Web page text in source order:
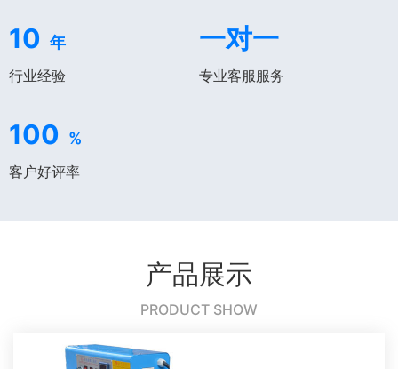
10 年
行业经验
一对一
专业客服服务
100 %
客户好评率
产品展示
PRODUCT SHOW